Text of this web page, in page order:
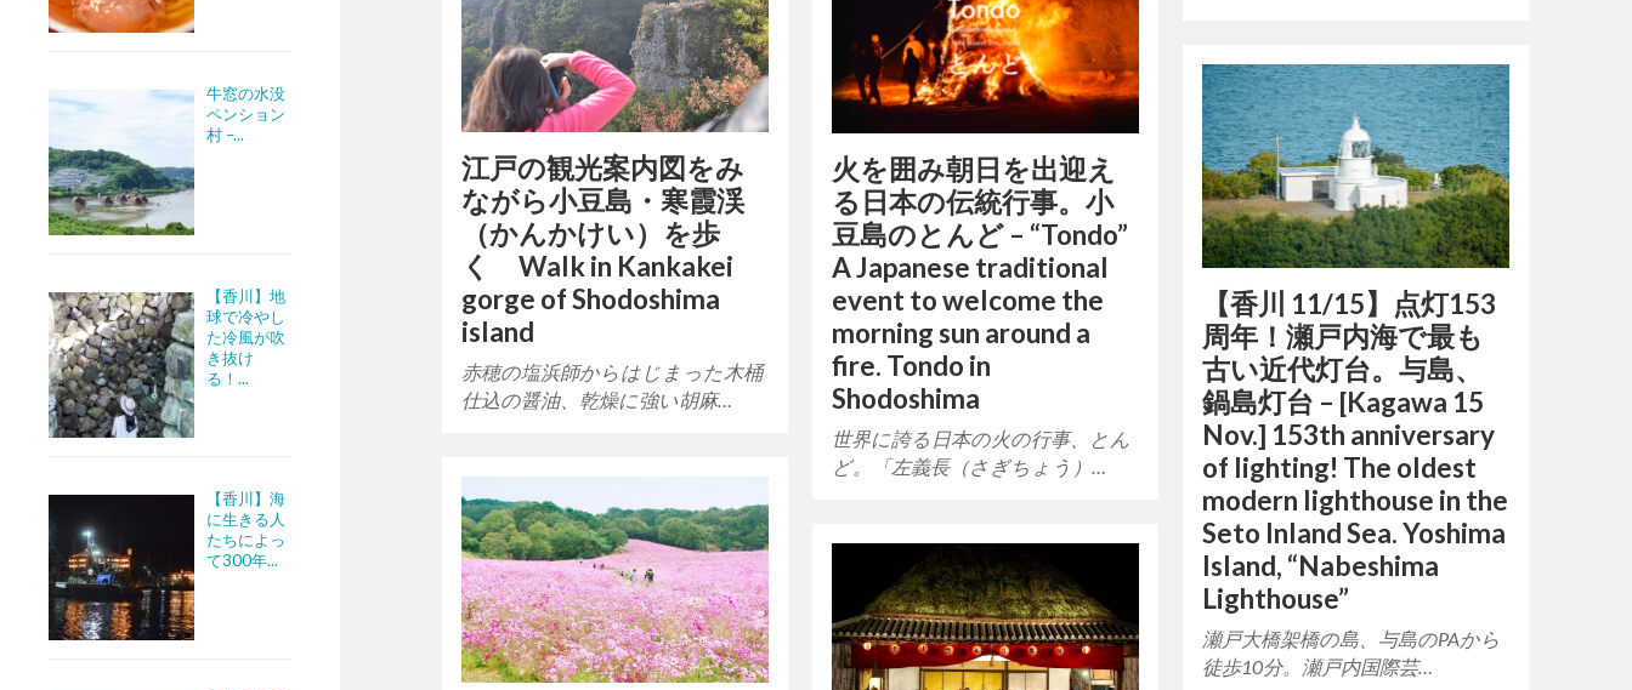
牛窓の水没
ペンション
村 –...
【香川】地
球で冷やし
た冷風が吹
き抜け
る！...
【香川】海
に生きる人
たちによっ
て300年...
火を囲み朝日を出迎え
る日本の伝統行事。小
豆島のとんど – “Tondo”
A Japanese traditional
event to welcome the
morning sun around a
fire. Tondo in
Shodoshima
世界に誇る日本の火の行事、とん
ど。「左義長（さぎちょう）…
江戸の観光案内図をみ
ながら小豆島・寒霞渓
（かんかけい）を歩
く Walk in Kankakei
gorge of Shodoshima
island
赤穂の塩浜師からはじまった木桶
仕込の醤油、乾燥に強い胡麻…
【香川 11/15】点灯153
周年！瀬戸内海で最も
古い近代灯台。与島、
鍋島灯台 – [Kagawa 15
Nov.] 153th anniversary
of lighting! The oldest
modern lighthouse in the
Seto Inland Sea. Yoshima
Island, “Nabeshima
Lighthouse”
瀬戸大橋架橋の島、与島のPAから
徒歩10分。瀬戸内国際芸…